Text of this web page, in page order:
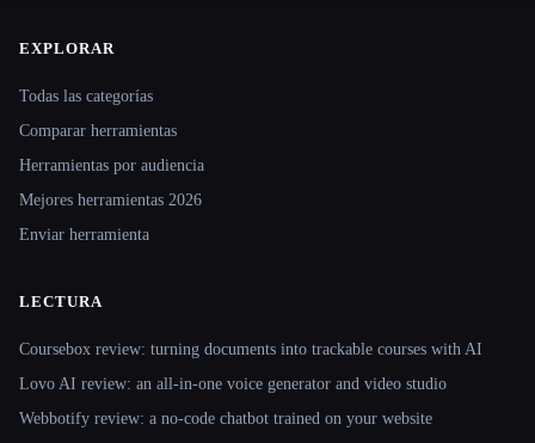
Site navigation
EXPLORAR
Todas las categorías
Comparar herramientas
Herramientas por audiencia
Mejores herramientas 2026
Enviar herramienta
LECTURA
Coursebox review: turning documents into trackable courses with AI
Lovo AI review: an all-in-one voice generator and video studio
Webbotify review: a no-code chatbot trained on your website